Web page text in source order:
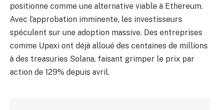
positionne comme une alternative viable à Ethereum.
Avec l’approbation imminente, les investisseurs
spéculent sur une adoption massive. Des entreprises
comme Upexi ont déjà alloué des centaines de millions
à des treasuries Solana, faisant grimper le prix par
action de 129% depuis avril.